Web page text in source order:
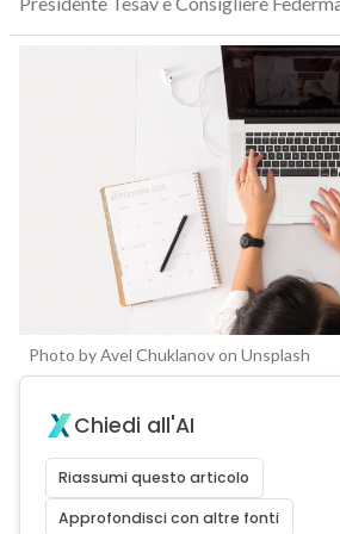
Photo by Avel Chuklanov on Unsplash
Chiedi all'AI
Riassumi questo articolo
Approfondisci con altre fonti